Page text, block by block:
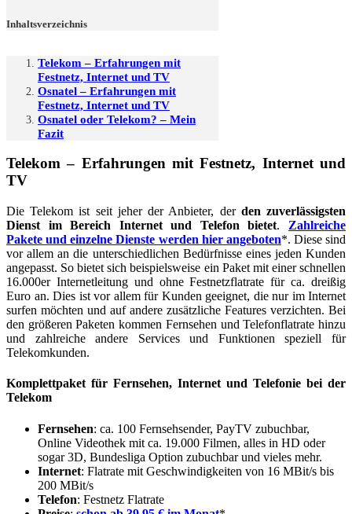
Inhaltsverzeichnis
Telekom – Erfahrungen mit
Festnetz, Internet und TV
Osnatel – Erfahrungen mit
Festnetz, Internet und TV
Osnatel oder Telekom? – Mein
Fazit
Telekom – Erfahrungen mit Festnetz, Internet und
TV
Die Telekom ist seit jeher der Anbieter, der den zuverlässigsten
Dienst im Bereich Internet und Telefon bietet. Zahlreiche
Pakete und einzelne Dienste werden hier angeboten*. Diese sind
vor allem an die unterschiedlichen Bedürfnisse eines jeden Kunden
angepasst. So bietet sich beispielsweise ein Paket mit einer schnellen
16.000er Internetleitung und ohne Festnetzflatrate für ca. dreißig
Euro an. Dies ist vor allem für Kunden geeignet, die nur im Internet
surfen möchten und auf andere zusätzliche Features verzichten. Bei
den größeren Paketen kommen Fernsehen und Telefonflatrate hinzu
und zahlreiche andere Services und Funktionen speziell für
Telekomkunden.
Komplettpaket für Fernsehen, Internet und Telefonie bei der
Telekom
Fernsehen: ca. 100 Fernsehsender, PayTV zubuchbar,
Online Videothek mit ca. 19.000 Filmen, alles in HD oder
sogar 3D, Bundesliga Option zubuchbar und vieles mehr.
Internet: Flatrate mit Geschwindigkeiten von 16 MBit/s bis
200 MBit/s
Telefon: Festnetz Flatrate